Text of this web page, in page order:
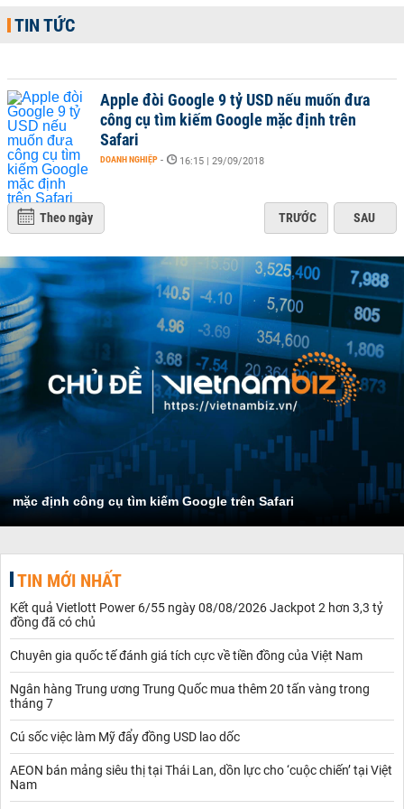
TIN TỨC
Apple đòi Google 9 tỷ USD nếu muốn đưa
công cụ tìm kiếm Google mặc định trên
Safari
DOANH NGHIỆP - 16:15 | 29/09/2018
Theo ngày TRƯỚC SAU
mặc định công cụ tìm kiếm Google trên Safari
TIN MỚI NHẤT
Kết quả Vietlott Power 6/55 ngày 08/08/2026 Jackpot 2 hơn 3,3 tỷ
đồng đã có chủ
Chuyên gia quốc tế đánh giá tích cực về tiền đồng của Việt Nam
Ngân hàng Trung ương Trung Quốc mua thêm 20 tấn vàng trong
tháng 7
Cú sốc việc làm Mỹ đẩy đồng USD lao dốc
AEON bán mảng siêu thị tại Thái Lan, dồn lực cho ‘cuộc chiến’ tại Việt
Nam